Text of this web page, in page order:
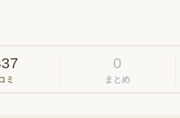
ミ
0
まとめ